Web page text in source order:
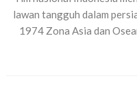
lawan tangguh dalam
1974 Zona Asia dan